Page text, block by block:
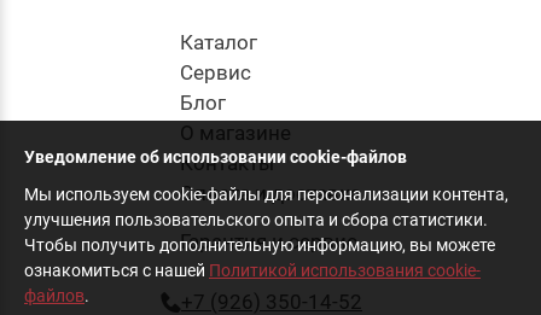
Каталог
Cервис
Блог
О магазине
Контакты
Оплата и доставка
Гарантия и сервис
+7 (926) 350-14-52
Уведомление об использовании cookie-файлов
Мы используем cookie-файлы для персонализации контента,
улучшения пользовательского опыта и сбора статистики.
Чтобы получить дополнительную информацию, вы можете
ознакомиться с нашей Политикой использования cookie-
файлов.